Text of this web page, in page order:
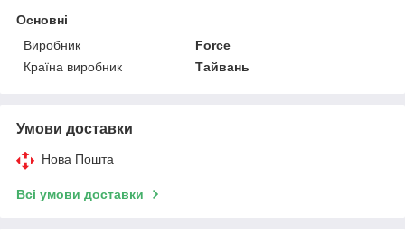
Основні
Виробник
Force
Країна виробник
Тайвань
Умови доставки
Нова Пошта
Всі умови доставки